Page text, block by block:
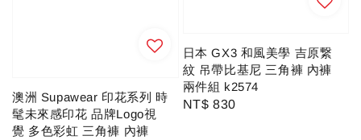
澳洲 Supawear 印花系列 時
髦未來感印花 品牌Logo視
覺 多色彩虹 三角褲 內褲
日本 GX3 和風美學 吉原繋
紋 吊帶比基尼 三角褲 內褲
兩件組 k2574
Regular
NT$ 830